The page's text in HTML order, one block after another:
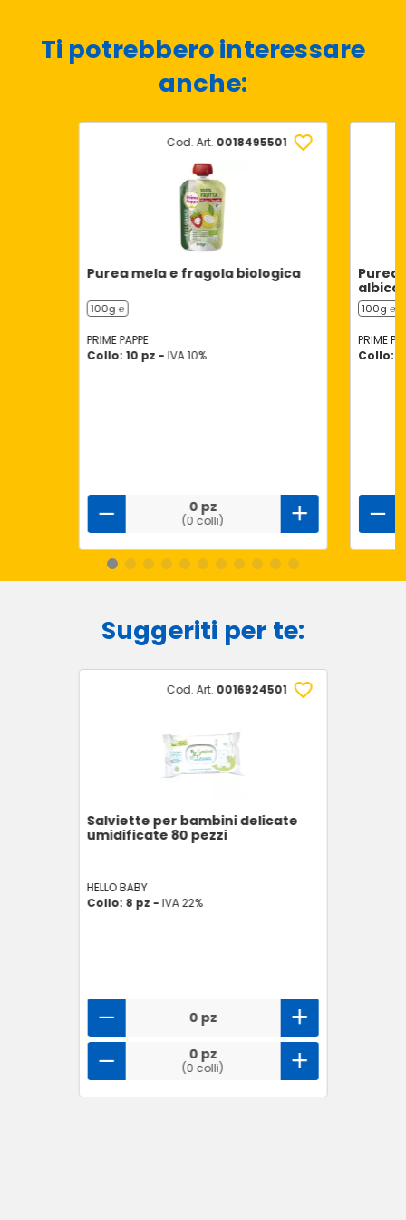
Ti potrebbero interessare
anche:
Cod. Art. 0018495501
Purea mela e fragola biologica
100g ℮
PRIME PAPPE
Collo: 10 pz - IVA 10%
0 pz
(0 colli)
Purea
100g ℮
PRIME
Collo:
Suggeriti per te:
Cod. Art. 0016924501
Salviette per bambini delicate
umidificate 80 pezzi
HELLO BABY
Collo: 8 pz - IVA 22%
0 pz
0 pz
(0 colli)